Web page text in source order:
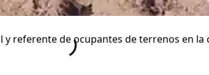
referente de ocupantes de terrenos en